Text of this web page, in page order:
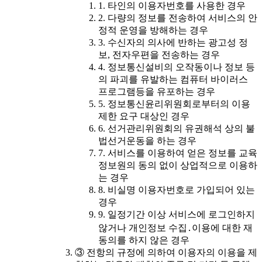
1. 타인의 이용자번호를 사용한 경우
2. 다량의 정보를 전송하여 서비스의 안
정적 운영을 방해하는 경우
3. 수신자의 의사에 반하는 광고성 정
보, 전자우편을 전송하는 경우
4. 정보통신설비의 오작동이나 정보 등
의 파괴를 유발하는 컴퓨터 바이러스
프로그램등을 유포하는 경우
5. 정보통신윤리위원회로부터의 이용
제한 요구 대상인 경우
6. 선거관리위원회의 유권해석 상의 불
법선거운동을 하는 경우
7. 서비스를 이용하여 얻은 정보를 교육
정보원의 동의 없이 상업적으로 이용하
는 경우
8. 비실명 이용자번호로 가입되어 있는
경우
9. 일정기간 이상 서비스에 로그인하지
않거나 개인정보 수집․이용에 대한 재
동의를 하지 않은 경우
③ 전항의 규정에 의하여 이용자의 이용을 제